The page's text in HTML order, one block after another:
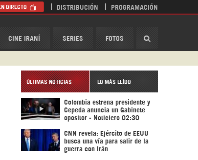
CINE IRANÍ SERIES FOTOS
DIRECTO DISTRIBUCIÓN PROGRAMACIÓN
ÚLTIMAS NOTICIAS LO MÁS LEÍDO
Colombia estrena presidente y
Cepeda anuncia un Gabinete
opositor - Noticiero 02:30
CNN revela: Ejército de EEUU
busca una vía para salir de la
guerra con Irán